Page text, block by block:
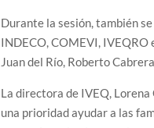
Durante la sesión, también
INDECO, COMEVI, IVEQRO
Juan del Río, Roberto
La directora de IVEQ,
una prioridad ayudar a las